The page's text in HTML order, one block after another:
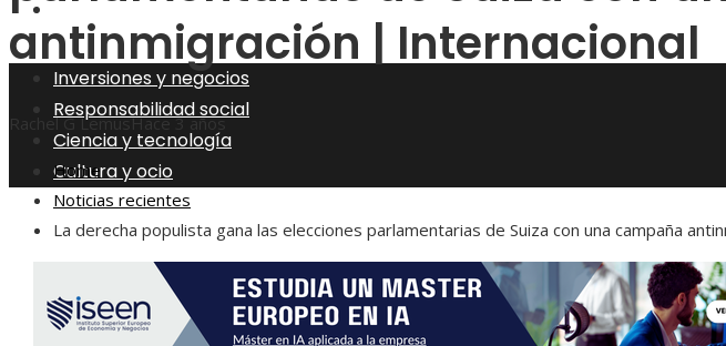
Cultura y ocio
Inversiones y negocios
Responsabilidad social
Ciencia y tecnología
Cultura y ocio
antinmigración | Internacional
Rachel G LemusHace 3 años
Home
Noticias recientes
La derecha populista gana las elecciones parlamentarias de Suiza con una campaña